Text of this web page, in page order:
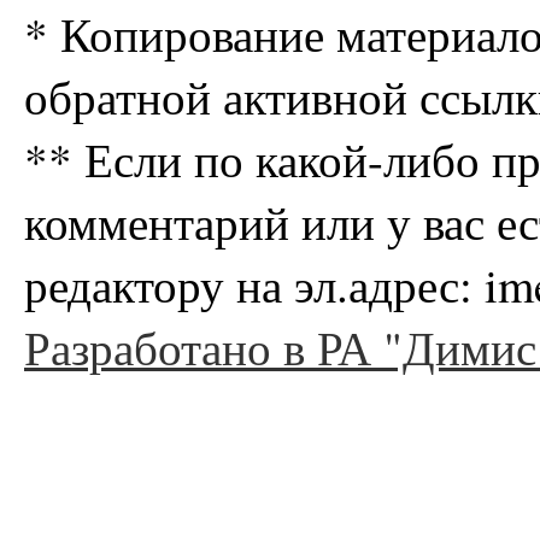
* Копирование
обратной активной
** Если по какой-либо
комментарий или у вас
редактору на эл.адрес:
Разработано в РА